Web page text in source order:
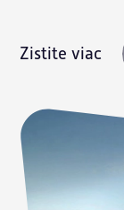
Zistite viac